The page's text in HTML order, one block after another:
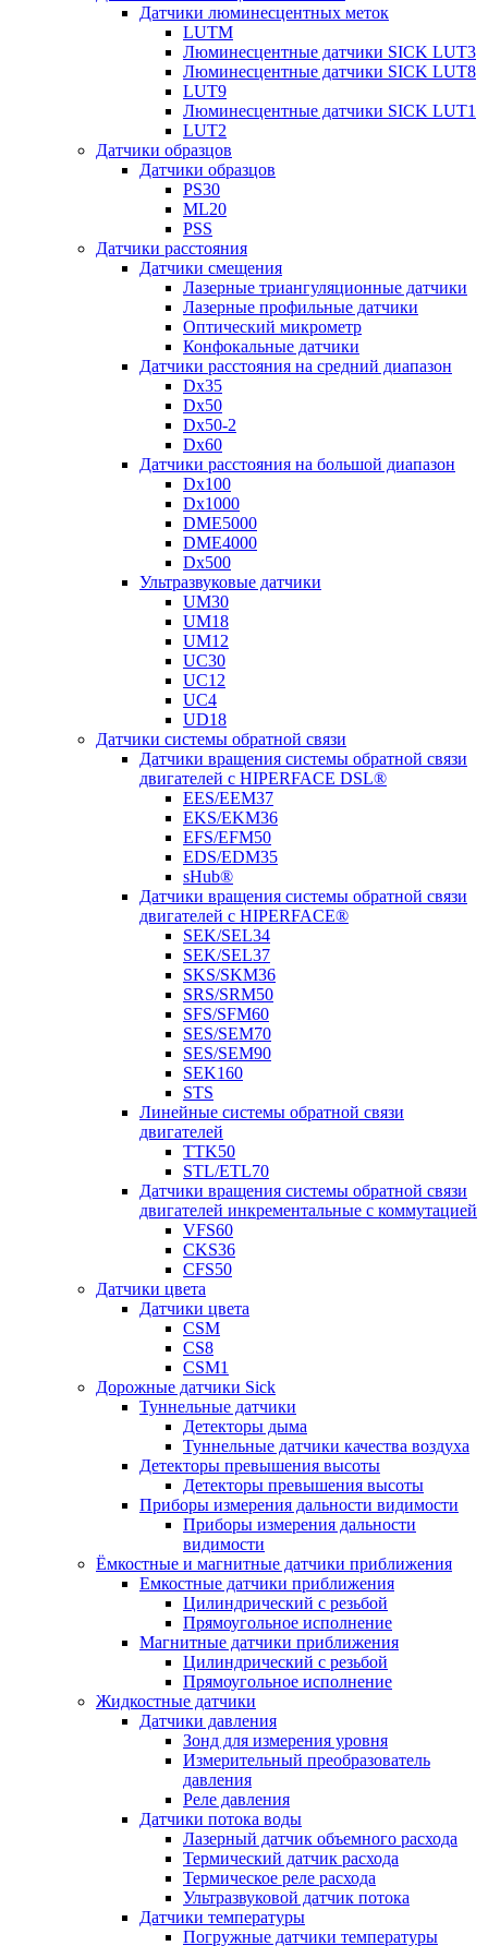
Датчики люминесцентных меток
LUTM
Люминесцентные датчики SICK LUT3
Люминесцентные датчики SICK LUT8
LUT9
Люминесцентные датчики SICK LUT1
LUT2
Датчики образцов
Датчики образцов
PS30
ML20
PSS
Датчики расстояния
Датчики смещения
Лазерные триангуляционные датчики
Лазерные профильные датчики
Оптический микрометр
Конфокальные датчики
Датчики расстояния на средний диапазон
Dx35
Dx50
Dx50-2
Dx60
Датчики расстояния на большой диапазон
Dx100
Dx1000
DME5000
DME4000
Dx500
Ультразвуковые датчики
UM30
UM18
UM12
UC30
UC12
UC4
UD18
Датчики системы обратной связи
Датчики вращения системы обратной связи
двигателей с HIPERFACE DSL®
EES/EEM37
EKS/EKM36
EFS/EFM50
EDS/EDM35
sHub®
Датчики вращения системы обратной связи
двигателей с HIPERFACE®
SEK/SEL34
SEK/SEL37
SKS/SKM36
SRS/SRM50
SFS/SFM60
SES/SEM70
SES/SEM90
SEK160
STS
Линейные системы обратной связи
двигателей
TTK50
STL/ETL70
Датчики вращения системы обратной связи
двигателей инкрементальные с коммутацией
VFS60
CKS36
CFS50
Датчики цвета
Датчики цвета
CSM
CS8
CSM1
Дорожные датчики Sick
Туннельные датчики
Детекторы дыма
Туннельные датчики качества воздуха
Детекторы превышения высоты
Детекторы превышения высоты
Приборы измерения дальности видимости
Приборы измерения дальности
видимости
Ёмкостные и магнитные датчики приближения
Емкостные датчики приближения
Цилиндрический с резьбой
Прямоугольное исполнение
Магнитные датчики приближения
Цилиндрический с резьбой
Прямоугольное исполнение
Жидкостные датчики
Датчики давления
Зонд для измерения уровня
Измерительный преобразователь
давления
Реле давления
Датчики потока воды
Лазерный датчик объемного расхода
Термический датчик расхода
Термическое реле расхода
Ультразвуковой датчик потока
Датчики температуры
Погружные датчики температуры